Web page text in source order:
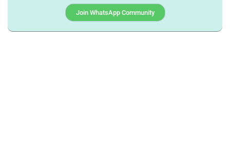
Join WhatsApp Community